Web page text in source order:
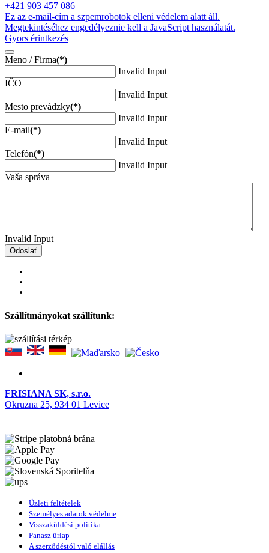
+421 903 457 086
Ez az e-mail-cím a szpemrobotok elleni védelem alatt áll.
Megtekintéséhez engedélyeznie kell a JavaScript használatát.
Gyors érintkezés
Meno / Firma(*)
Invalid Input
IČO
Invalid Input
Mesto prevádzky(*)
Invalid Input
E-mail(*)
Invalid Input
Telefón(*)
Invalid Input
Vaša správa
Invalid Input
Odoslať
Szállítmányokat szállítunk:
FRISIANA SK, s.r.o.
Okruzna 25, 934 01 Levice
Üzleti feltételek
Személyes adatok védelme
Visszaküldési politika
Panasz űrlap
A szerződéstól való elállás